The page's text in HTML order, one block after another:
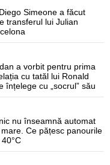
Simeone a făcut
transferul lui Julian
a vorbit pentru prima
cu tatăl lui Ronald
înțelege cu „socrul” său
nu înseamnă automat
Ce pățesc panourile